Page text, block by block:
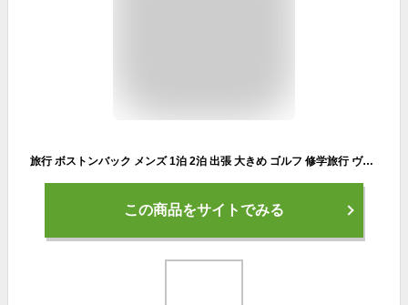
旅行 ボストンバック メンズ 1泊 2泊 出張 大きめ ゴルフ 修学旅行 ヴィンテージ PU レザー レディース 皮 革 男女兼用 父の日 バッグ カバン [gna-082]
この商品をサイトでみる